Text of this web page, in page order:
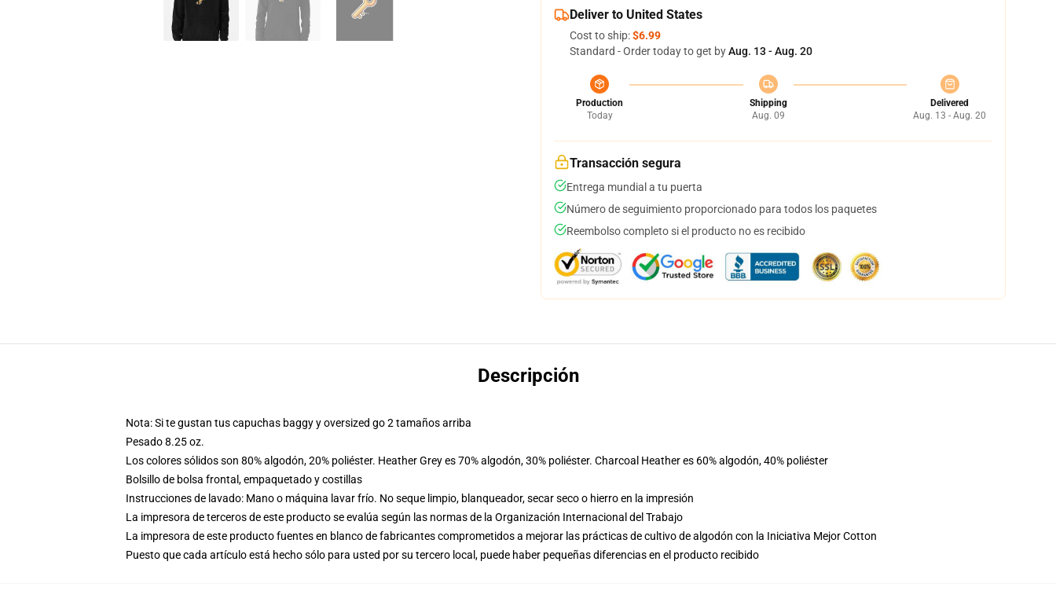
Deliver to United States
Cost to ship:$6.99
Standard - Order today to get byAug. 13 - Aug. 20
Production
Today
Shipping
Aug. 09
Delivered
Aug. 13 - Aug. 20
Transacción segura
Entrega mundial a tu puerta
Número de seguimiento proporcionado para todos los paquetes
Reembolso completo si el producto no es recibido
Descripción
Nota: Si te gustan tus capuchas baggy y oversized go 2 tamaños arriba
Pesado 8.25 oz.
Los colores sólidos son 80% algodón, 20% poliéster. Heather Grey es 70% algodón, 30% poliéster. Charcoal Heather es 60% algodón, 40% poliéster
Bolsillo de bolsa frontal, empaquetado y costillas
Instrucciones de lavado: Mano o máquina lavar frío. No seque limpio, blanqueador, secar seco o hierro en la impresión
La impresora de terceros de este producto se evalúa según las normas de la Organización Internacional del Trabajo
La impresora de este producto fuentes en blanco de fabricantes comprometidos a mejorar las prácticas de cultivo de algodón con la Iniciativa Mejor Cotton
Puesto que cada artículo está hecho sólo para usted por su tercero local, puede haber pequeñas diferencias en el producto recibido